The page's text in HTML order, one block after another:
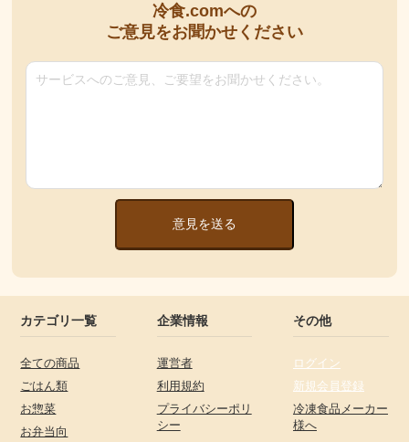
冷食.comへの
ご意見をお聞かせください
意見を送る
カテゴリ一覧
全ての商品
ごはん類
お惣菜
お弁当向
企業情報
運営者
利用規約
プライバシーポリ
シー
その他
ログイン
新規会員登録
冷凍食品メーカー
様へ